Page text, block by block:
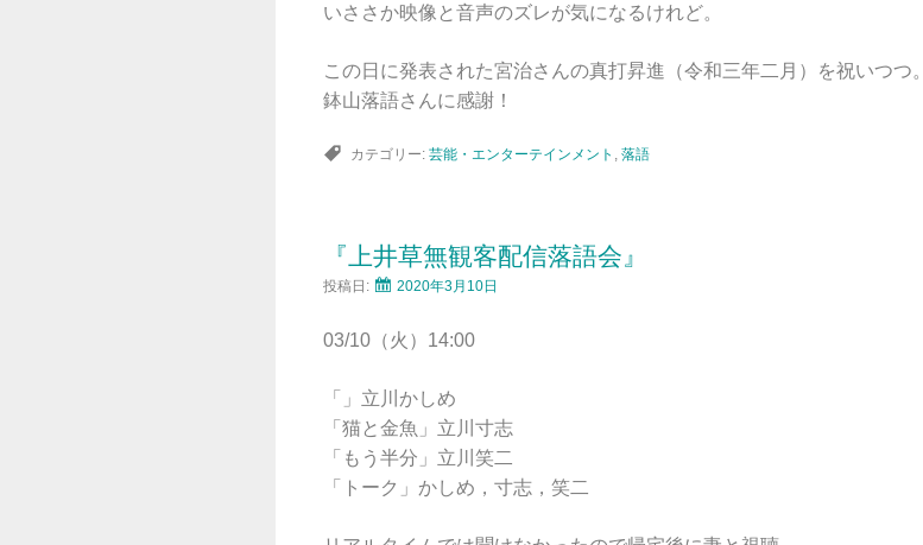
いささか映像と音声のズレが気になるけれど。
この日に発表された宮治さんの真打昇進（令和三年二月）を祝いつつ。
鉢山落語さんに感謝！
カテゴリー: 芸能・エンターテインメント 落語
『上井草無観客配信落語会』
投稿日: 2020年3月10日
03/10（火）14:00
「」立川かしめ
「猫と金魚」立川寸志
「もう半分」立川笑二
「トーク」かしめ，寸志，笑二